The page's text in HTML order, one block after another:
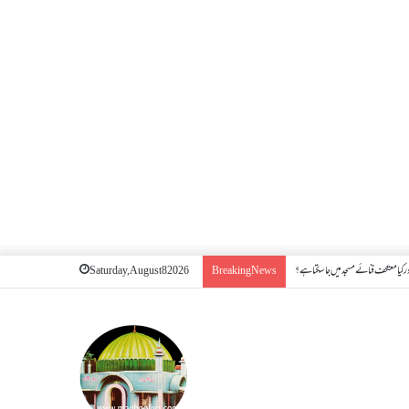
Saturday, August 8 2026 Breaking News معتکف فنائے مسجد میں جا سکتا ہے؟